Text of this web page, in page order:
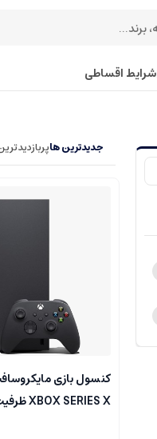
شرایط اقساطی
جدیدترین ها
کنسول بازی
XBOX SERIES X ظرفیت 1 ترابایت